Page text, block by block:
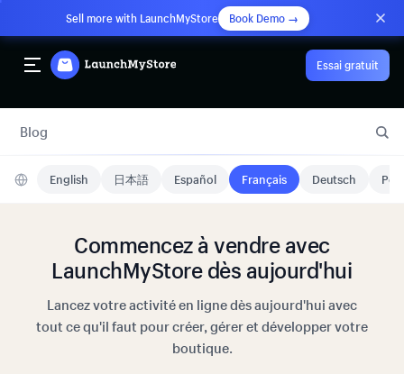
Sell more with LaunchMyStore Book Demo →
Essai gratuit
Blog
English 日本語 Español Français Deutsch
Commencez à vendre avec
LaunchMyStore dès aujourd'hui
Lancez votre activité en ligne dès aujourd'hui avec
tout ce qu'il faut pour créer, gérer et développer votre
boutique.